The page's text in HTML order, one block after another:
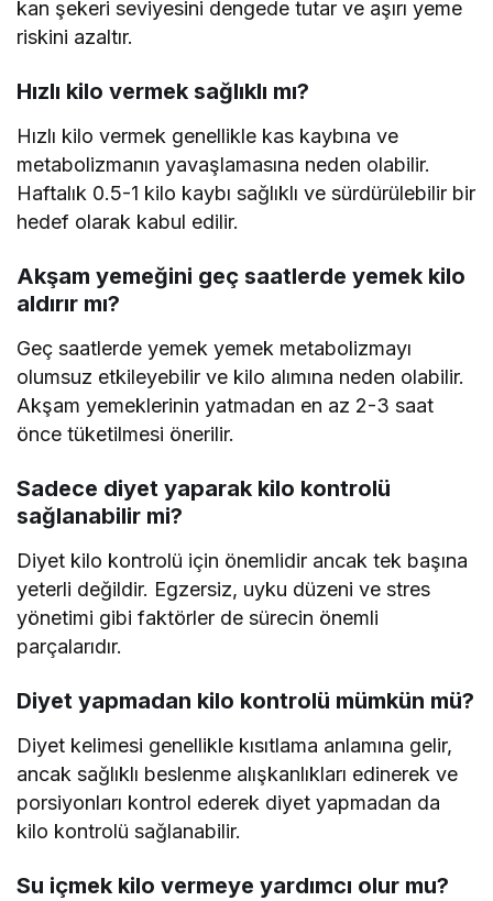
kan şekeri seviyesini dengede tutar ve aşırı yeme
riskini azaltır.
Hızlı kilo vermek sağlıklı mı?
Hızlı kilo vermek genellikle kas kaybına ve
metabolizmanın yavaşlamasına neden olabilir.
Haftalık 0.5-1 kilo kaybı sağlıklı ve sürdürülebilir bir
hedef olarak kabul edilir.
Akşam yemeğini geç saatlerde yemek kilo
aldırır mı?
Geç saatlerde yemek yemek metabolizmayı
olumsuz etkileyebilir ve kilo alımına neden olabilir.
Akşam yemeklerinin yatmadan en az 2-3 saat
önce tüketilmesi önerilir.
Sadece diyet yaparak kilo kontrolü
sağlanabilir mi?
Diyet kilo kontrolü için önemlidir ancak tek başına
yeterli değildir. Egzersiz, uyku düzeni ve stres
yönetimi gibi faktörler de sürecin önemli
parçalarıdır.
Diyet yapmadan kilo kontrolü mümkün mü?
Diyet kelimesi genellikle kısıtlama anlamına gelir,
ancak sağlıklı beslenme alışkanlıkları edinerek ve
porsiyonları kontrol ederek diyet yapmadan da
kilo kontrolü sağlanabilir.
Su içmek kilo vermeye yardımcı olur mu?